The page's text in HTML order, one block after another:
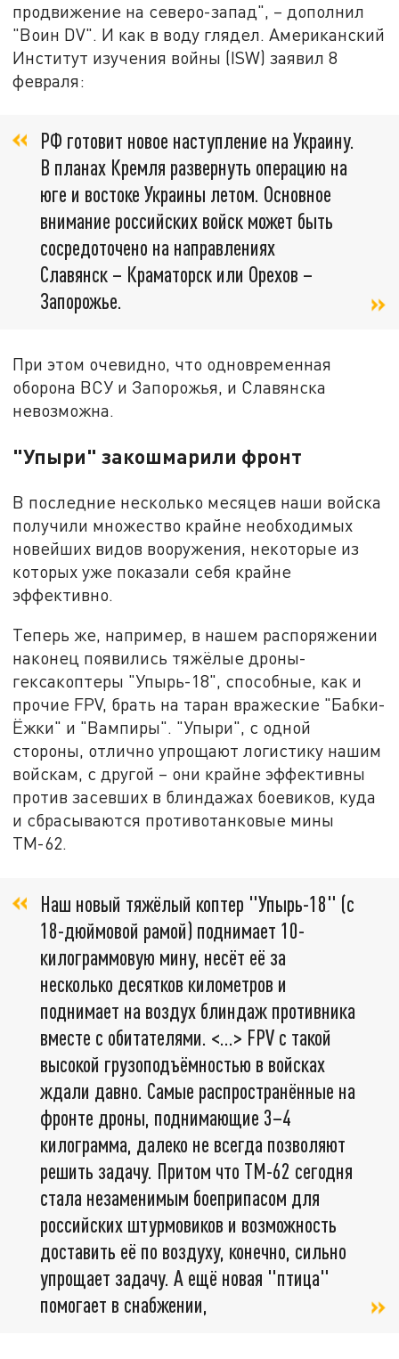
продвижение на северо-запад", – дополнил
"Воин DV". И как в воду глядел. Американский
Институт изучения войны (ISW) заявил 8
февраля:
РФ готовит новое наступление на Украину.
В планах Кремля развернуть операцию на
юге и востоке Украины летом. Основное
внимание российских войск может быть
сосредоточено на направлениях
Славянск – Краматорск или Орехов –
Запорожье.
При этом очевидно, что одновременная
оборона ВСУ и Запорожья, и Славянска
невозможна.
"Упыри" закошмарили фронт
В последние несколько месяцев наши войска
получили множество крайне необходимых
новейших видов вооружения, некоторые из
которых уже показали себя крайне
эффективно.
Теперь же, например, в нашем распоряжении
наконец появились тяжёлые дроны-
гексакоптеры "Упырь-18", способные, как и
прочие FPV, брать на таран вражеские "Бабки-
Ёжки" и "Вампиры". "Упыри", с одной
стороны, отлично упрощают логистику нашим
войскам, с другой – они крайне эффективны
против засевших в блиндажах боевиков, куда
и сбрасываются противотанковые мины
ТМ-62.
Наш новый тяжёлый коптер "Упырь-18" (с
18-дюймовой рамой) поднимает 10-
килограммовую мину, несёт её за
несколько десятков километров и
поднимает на воздух блиндаж противника
вместе с обитателями. <…> FPV с такой
высокой грузоподъёмностью в войсках
ждали давно. Самые распространённые на
фронте дроны, поднимающие 3–4
килограмма, далеко не всегда позволяют
решить задачу. Притом что ТМ-62 сегодня
стала незаменимым боеприпасом для
российских штурмовиков и возможность
доставить её по воздуху, конечно, сильно
упрощает задачу. А ещё новая "птица"
помогает в снабжении,